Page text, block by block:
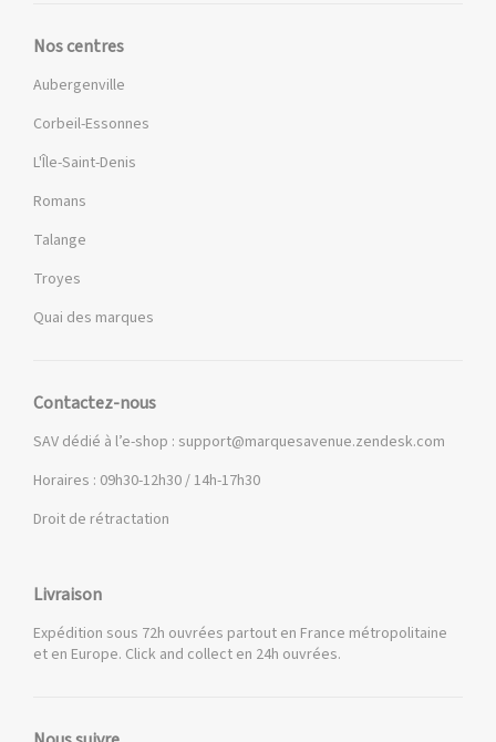
Nos centres
Aubergenville
Corbeil-Essonnes
L'Île-Saint-Denis
Romans
Talange
Troyes
Quai des marques
Contactez-nous
SAV dédié à l’e-shop : support@marquesavenue.zendesk.com
Horaires : 09h30-12h30 / 14h-17h30
Droit de rétractation
Livraison
Expédition sous 72h ouvrées partout en France métropolitaine
et en Europe. Click and collect en 24h ouvrées.